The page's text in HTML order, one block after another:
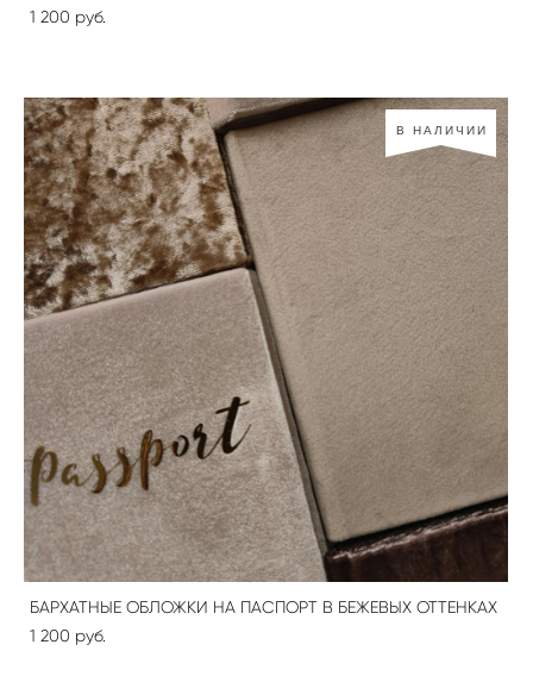
1 200 pуб.
В НАЛИЧИИ
БАРХАТНЫЕ ОБЛОЖКИ НА ПАСПОРТ В БЕЖЕВЫХ ОТТЕНКАХ
1 200 pуб.